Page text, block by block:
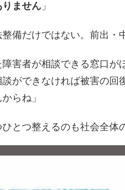
りません 」
備だけではない。前出・
障害者が相談できる窓口が
ができなければ被害の回
らね」
とつ整えるのも社会全体